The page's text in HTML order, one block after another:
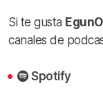
Si te gusta
canales de
Spotify